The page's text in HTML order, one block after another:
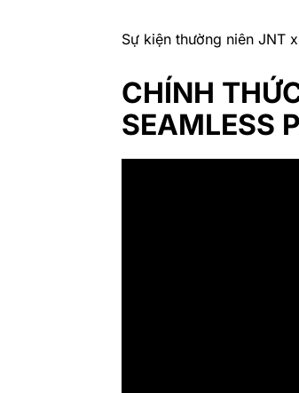
Sự kiện thường niên JNT
CHÍNH
SEAMLESS